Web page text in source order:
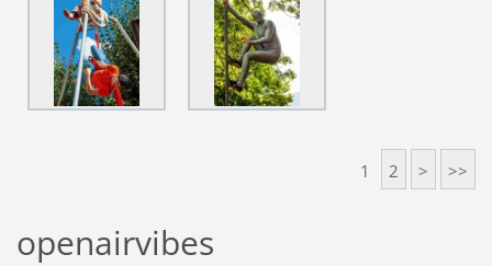
1 2 > >>
openairvibes